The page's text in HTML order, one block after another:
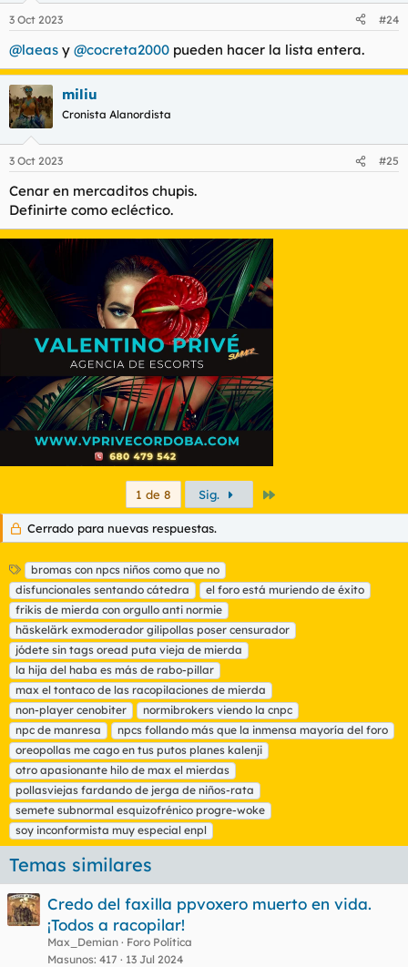
3 Oct 2023 #24
@laeas y @cocreta2000 pueden hacer la lista entera.
miliu
Cronista Alanordista
3 Oct 2023 #25
Cenar en mercaditos chupis.
Definirte como ecléctico.
1 de 8 Sig.
Cerrado para nuevas respuestas.
E
t
i
q
u
e
t
a
s
bromas con npcs niños como que no
disfuncionales sentando cátedra
el foro está muriendo de éxito
frikis de mierda con orgullo anti normie
häskelärk exmoderador gilipollas poser censurador
jódete sin tags oread puta vieja de mierda
la hija del haba es más de rabo-pillar
max el tontaco de las racopilaciones de mierda
non-player cenobiter
normibrokers viendo la cnpc
npc de manresa
npcs follando más que la inmensa mayoría del foro
oreopollas me cago en tus putos planes kalenji
otro apasionante hilo de max el mierdas
pollasviejas fardando de jerga de niños-rata
semete subnormal esquizofrénico progre-woke
soy inconformista muy especial enpl
Temas similares
Credo del faxilla ppvoxero muerto en vida.
¡Todos a racopilar!
Max_Demian
Foro Política
Masunos 417 13 Jul 2024